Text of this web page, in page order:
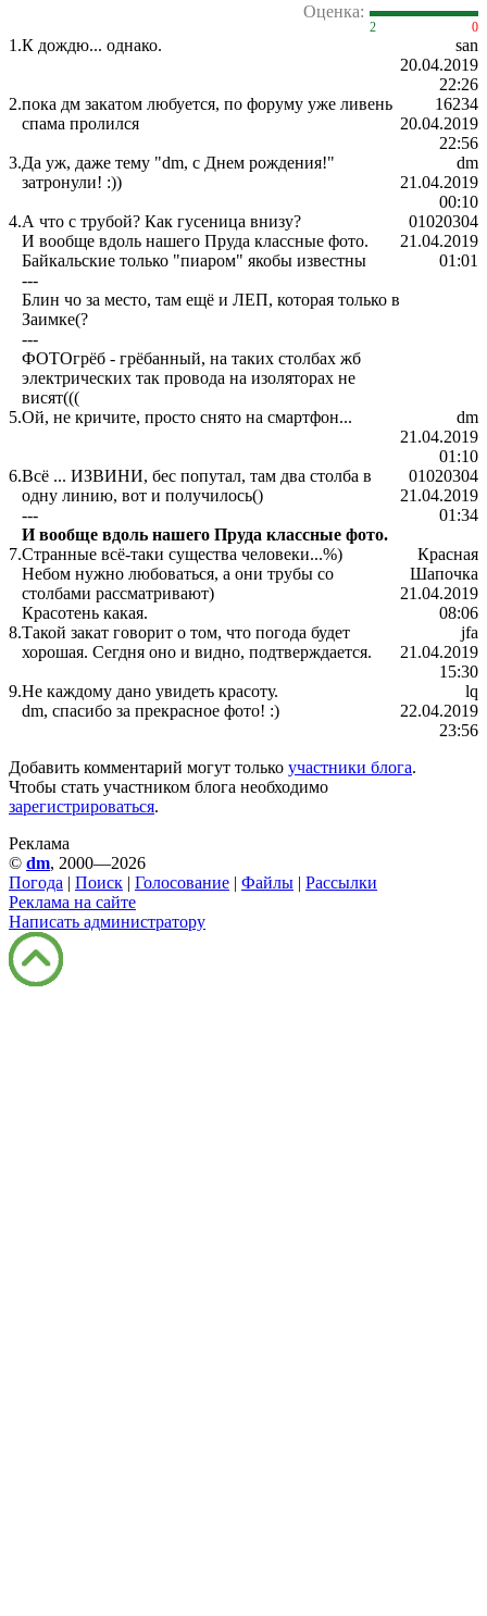
Оценка:
2 0
1.К дождю... однако.
san
20.04.2019
22:26
2.пока дм закатом любуется, по форуму уже ливень
спама пролился
16234
20.04.2019
22:56
3.Да уж, даже тему "dm, с Днем рождения!"
затронули! :))
dm
21.04.2019
00:10
4.А что с трубой? Как гусеница внизу?
И вообще вдоль нашего Пруда классные фото.
Байкальские только "пиаром" якобы известны
---
Блин чо за место, там ещё и ЛЕП, которая только в
Заимке(?
---
ФОТОгрёб - грёбанный, на таких столбах жб
электрических так провода на изоляторах не
висят(((
01020304
21.04.2019
01:01
5.Ой, не кричите, просто снято на смартфон...
dm
21.04.2019
01:10
6.Всё ... ИЗВИНИ, бес попутал, там два столба в
одну линию, вот и получилось()
---
И вообще вдоль нашего Пруда классные фото.
01020304
21.04.2019
01:34
7.Странные всё-таки существа человеки...%)
Небом нужно любоваться, а они трубы со
столбами рассматривают)
Красотень какая.
Красная
Шапочка
21.04.2019
08:06
8.Такой закат говорит о том, что погода будет
хорошая. Сегдня оно и видно, подтверждается.
jfa
21.04.2019
15:30
9.Не каждому дано увидеть красоту.
dm, спасибо за прекрасное фото! :)
lq
22.04.2019
23:56
Добавить комментарий могут только участники блога.
Чтобы стать участником блога необходимо
зарегистрироваться.
Реклама
© dm, 2000—2026
Погода | Поиск | Голосование | Файлы | Рассылки
Реклама на сайте
Написать администратору